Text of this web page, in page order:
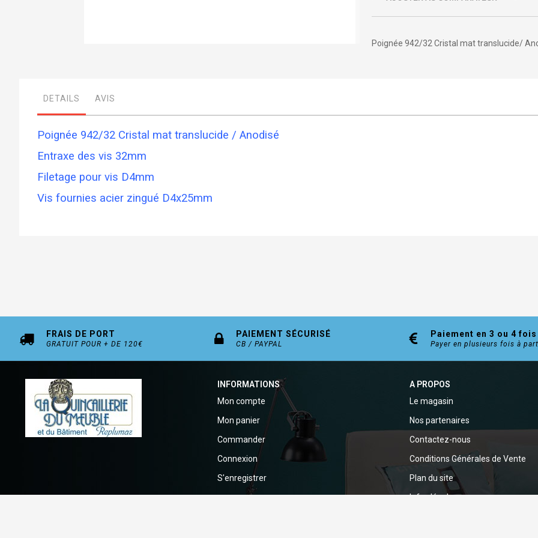
images
Poignée 942/32 Cristal mat translucide/
DETAILS
Poignée 942/32 Cristal mat translucide / Anodisé
Entraxe des vis 32mm
Filetage pour vis D4mm
Vis fournies acier zingué D4x25mm
AVIS
FRAIS DE PORT
GRATUIT POUR + DE 120€
PAIEMENT SÉCURISÉ
CB / PAYPAL
Paiement en 3 ou 4 fois
Payer en plusieurs fois à
INFORMATIONS
Mon compte
Mon panier
Commander
Connexion
S'enregistrer
A PROPOS
Le magasin
Nos partenaires
Contactez-nous
Conditions Générales de Vente
Plan du site
Infos légales